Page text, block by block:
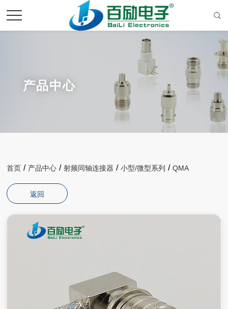
产品中心
首页 / 产品中心 / 射频同轴连接器 / 小型/微型系列 / QMA
返回